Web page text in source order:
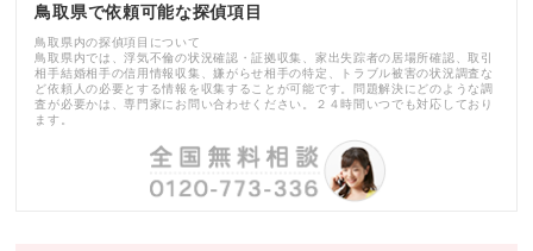
鳥取県で依頼可能な探偵項目
鳥取県内の探偵項目について
鳥取県内では、浮気不倫の状況確認・証拠収集、家出失踪者の居場所確認、取引
相手結婚相手の信用情報収集、嫌がらせ相手の特定、トラブル被害の状況調査な
ど依頼人の必要とする情報を収集することが可能です。問題解決にどのような調
査が必要かは、専門家にお問い合わせください。２４時間いつでも対応しており
ます。